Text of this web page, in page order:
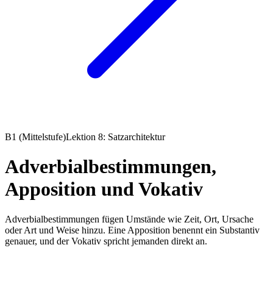
B1 (Mittelstufe)Lektion 8: Satzarchitektur
Adverbialbestimmungen,
Apposition und Vokativ
Adverbialbestimmungen fügen Umstände wie Zeit, Ort, Ursache
oder Art und Weise hinzu. Eine Apposition benennt ein Substantiv
genauer, und der Vokativ spricht jemanden direkt an.